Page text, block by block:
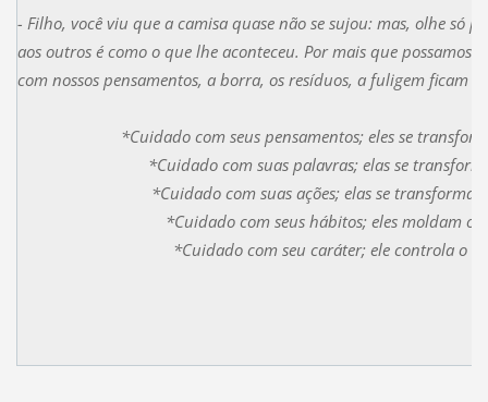
- Filho, você viu que a camisa quase não se sujou: mas, olhe só
aos outros é como o que lhe aconteceu. Por mais que possamos
com nossos pensamentos, a borra, os resíduos, a fuligem ficam
*Cuidado com seus pensamentos; eles se
*Cuidado com suas palavras; elas se
*Cuidado com suas ações; elas se
*Cuidado com seus hábitos; eles moldam o
*Cuidado com seu caráter; ele controla o